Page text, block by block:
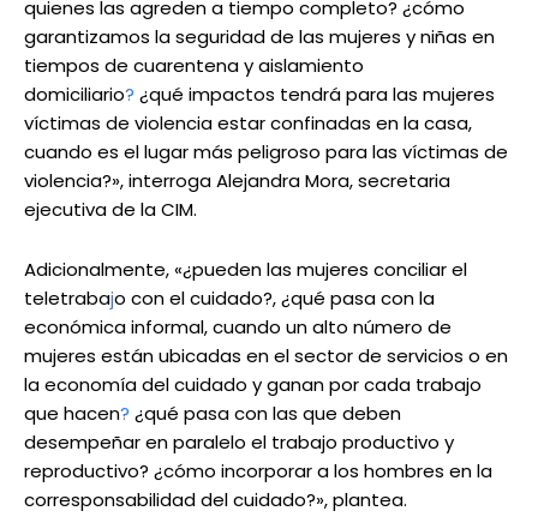
quienes las agreden a tiempo completo? ¿cómo
garantizamos la seguridad de las mujeres y niñas en
tiempos de cuarentena y aislamiento
domiciliario? ¿qué impactos tendrá para las mujeres
víctimas de violencia estar confinadas en la casa,
cuando es el lugar más peligroso para las víctimas de
violencia?», interroga Alejandra Mora, secretaria
ejecutiva de la CIM.
Adicionalmente, «¿pueden las mujeres conciliar el
teletrabajo con el cuidado?, ¿qué pasa con la
económica informal, cuando un alto número de
mujeres están ubicadas en el sector de servicios o en
la economía del cuidado y ganan por cada trabajo
que hacen? ¿qué pasa con las que deben
desempeñar en paralelo el trabajo productivo y
reproductivo? ¿cómo incorporar a los hombres en la
corresponsabilidad del cuidado?», plantea.